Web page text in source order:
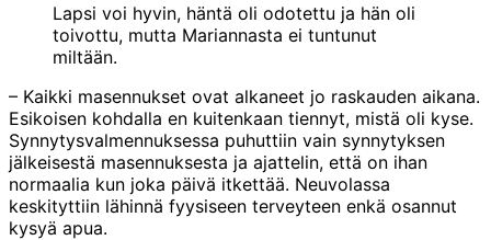
Lapsi voi hyvin, häntä oli odotettu ja hän oli
toivottu, mutta Mariannasta ei tuntunut
miltään.
– Kaikki masennukset ovat alkaneet jo raskauden aikana.
Esikoisen kohdalla en kuitenkaan tiennyt, mistä oli kyse.
Synnytysvalmennuksessa puhuttiin vain synnytyksen
jälkeisestä masennuksesta ja ajattelin, että on ihan
normaalia kun joka päivä itkettää. Neuvolassa
keskityttiin lähinnä fyysiseen terveyteen enkä osannut
kysyä apua.